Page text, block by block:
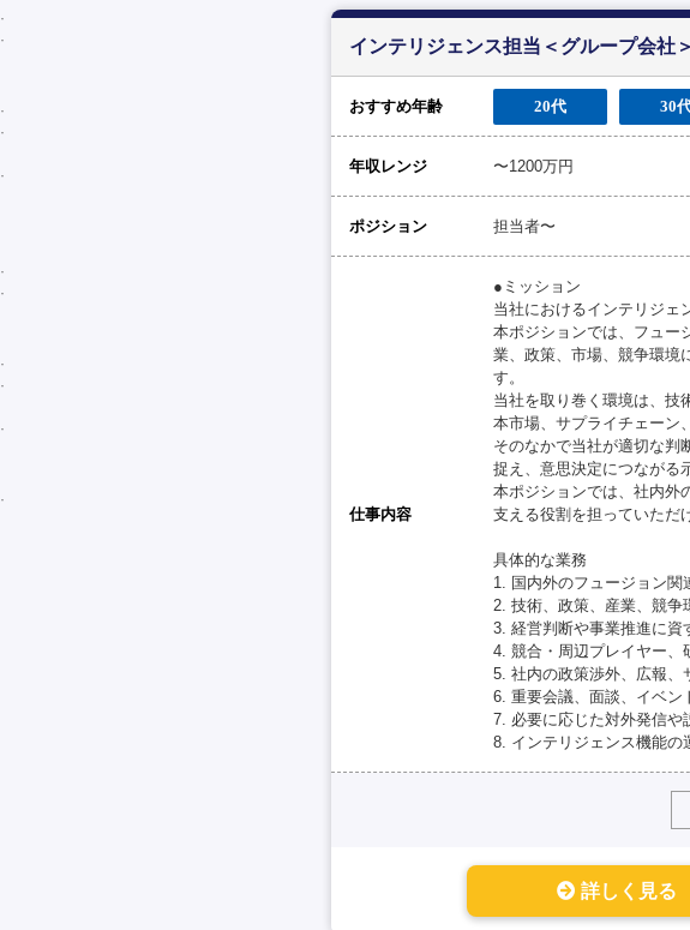
インテリジェンス担当＜グループ会社
おすすめ年齢 20代 30
年収レンジ 〜1200万円
ポジション 担当者〜
仕事内容
●ミッション
当社におけるインテリジェ
本ポジションでは、フュー
業、政策、市場、競争環境
す。
当社を取り巻く環境は、技
本市場、サプライチェーン
そのなかで当社が適切な判
捉え、意思決定につながる
本ポジションでは、社内外
支える役割を担っていただ
具体的な業務
1. 国内外のフュージョン
2. 技術、政策、産業、競争
3. 経営判断や事業推進に資
4. 競合・周辺プレイヤー、
5. 社内の政策渉外、広報、
6. 重要会議、面談、イベン
7. 必要に応じた対外発信や
8. インテリジェンス機能の
詳しく見る